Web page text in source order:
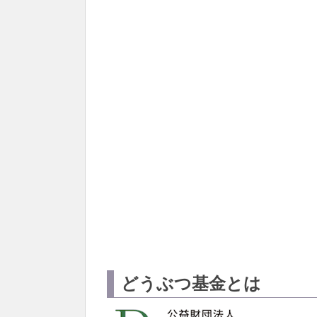
どうぶつ基金とは